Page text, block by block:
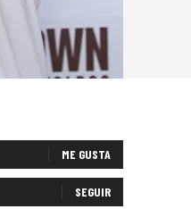
ME GUSTA
SEGUIR